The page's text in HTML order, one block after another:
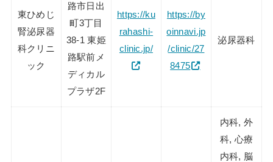
東ひめじ
腎泌尿器
科クリニ
ック
路市日出
町3丁目
38-1 東姫
路駅前メ
ディカル
プラザ2F
https://ku
rahashi-
clinic.jp/
https://by
oinnavi.jp
/clinic/27
8475
泌尿器科
内科, 外
科, 心療
内科, 脳